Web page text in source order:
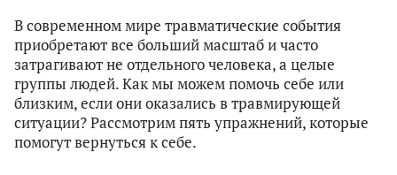
В современном мире травматические события
приобретают все больший масштаб и часто
затрагивают не отдельного человека, а целые
группы людей. Как мы можем помочь себе или
близким, если они оказались в травмирующей
ситуации? Рассмотрим пять упражнений, которые
помогут вернуться к себе.